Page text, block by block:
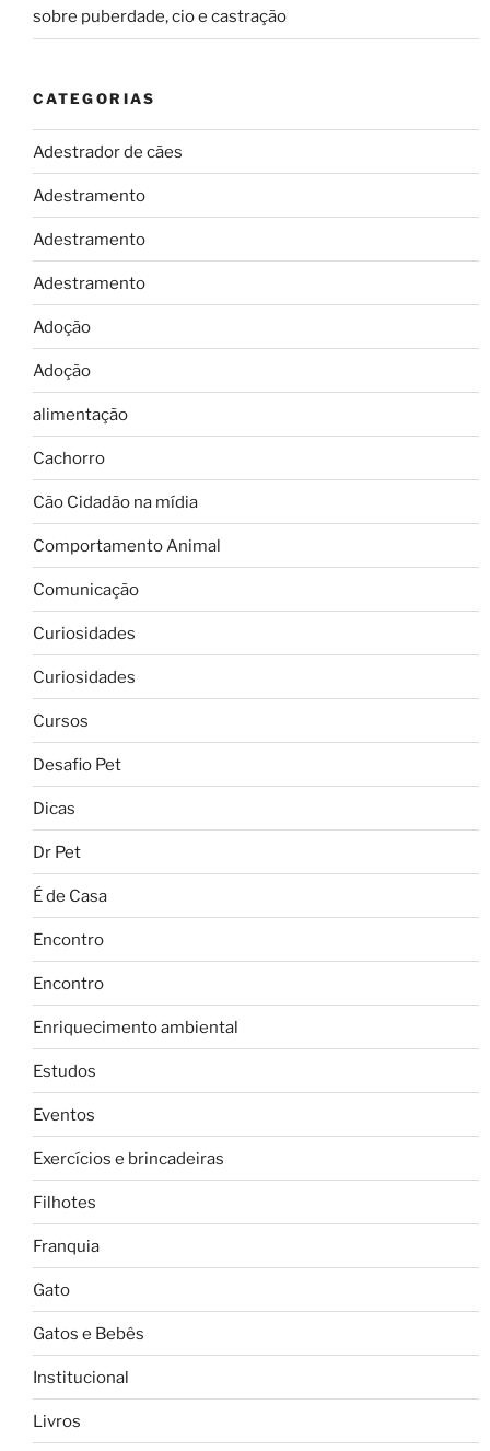
sobre puberdade, cio e castração
CATEGORIAS
Adestrador de cães
Adestramento
Adestramento
Adestramento
Adoção
Adoção
alimentação
Cachorro
Cão Cidadão na mídia
Comportamento Animal
Comunicação
Curiosidades
Curiosidades
Cursos
Desafio Pet
Dicas
Dr Pet
É de Casa
Encontro
Encontro
Enriquecimento ambiental
Estudos
Eventos
Exercícios e brincadeiras
Filhotes
Franquia
Gato
Gatos e Bebês
Institucional
Livros